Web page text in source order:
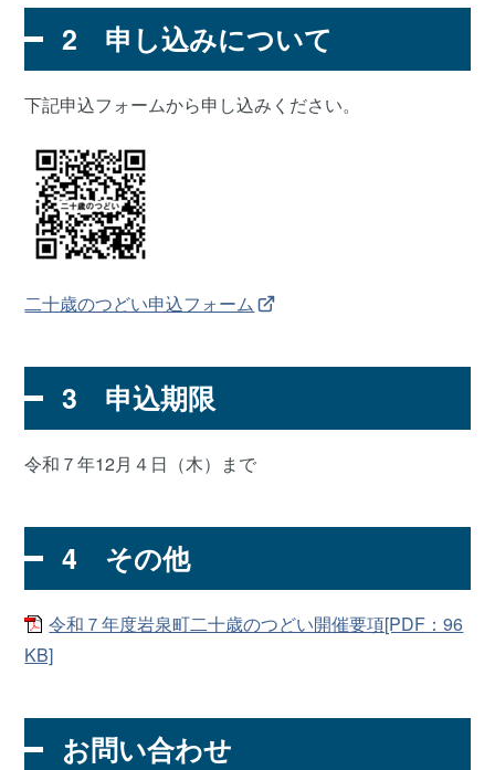
2 申し込みについて
下記申込フォームから申し込みください。
二十歳のつどい申込フォーム
3 申込期限
令和７年12月４日（木）まで
4 その他
令和７年度岩泉町二十歳のつどい開催要項[PDF：96
KB]
お問い合わせ